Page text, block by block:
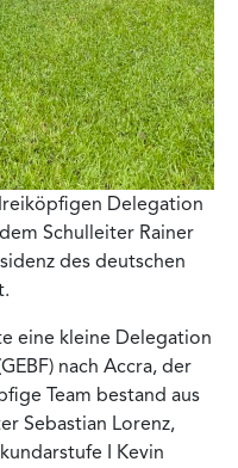
Delegation
Schulleiter Rainer
des deutschen
eine kleine Delegation
nach Accra, der
Team bestand aus
Sebastian Lorenz,
I Kevin